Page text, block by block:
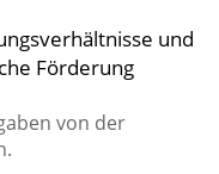
und
Förderung
von der